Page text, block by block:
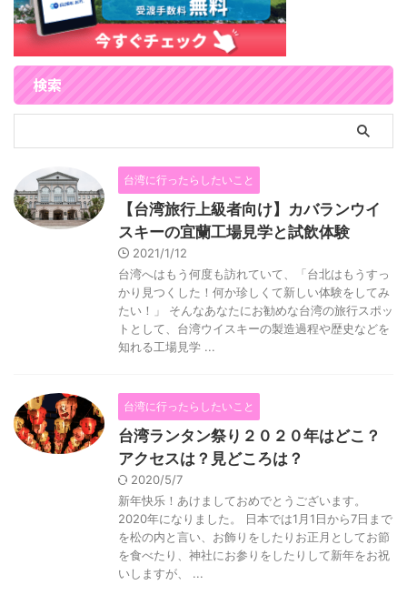
検索
台湾に行ったらしたいこと
【台湾旅行上級者向け】カバランウイ
スキーの宜蘭工場見学と試飲体験
2021/1/12
台湾へはもう何度も訪れていて、「台北はもうすっ
かり見つくした！何か珍しくて新しい体験をしてみ
たい！」 そんなあなたにお勧めな台湾の旅行スポッ
トとして、台湾ウイスキーの製造過程や歴史などを
知れる工場見学 ...
台湾に行ったらしたいこと
台湾ランタン祭り２０２０年はどこ？
アクセスは？見どころは？
2020/5/7
新年快乐！あけましておめでとうございます。
2020年になりました。 日本では1月1日から7日まで
を松の内と言い、お飾りをしたりお正月としてお節
を食べたり、神社にお参りをしたりして新年をお祝
いしますが、 ...